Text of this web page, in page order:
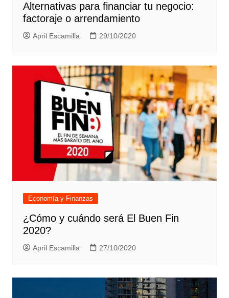
Alternativas para financiar tu negocio:
factoraje o arrendamiento
April Escamilla 29/10/2020
Economía y Finanzas
¿Cómo y cuándo será El Buen Fin
2020?
April Escamilla 27/10/2020